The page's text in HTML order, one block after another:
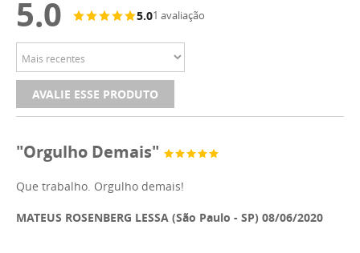
5.0 5.01 avaliação
AVALIE ESSE PRODUTO
"Orgulho Demais"
Que trabalho. Orgulho demais!
MATEUS ROSENBERG LESSA (São Paulo - SP) 08/06/2020